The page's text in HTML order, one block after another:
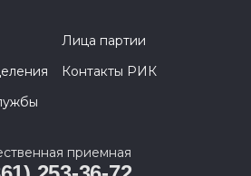
Лица партии
Контакты РИК
приемная